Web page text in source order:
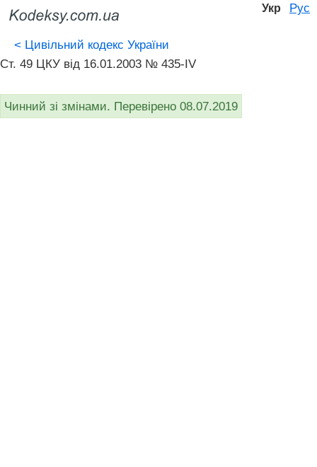
Укр Рус
< Цивільний кодекс України
Ст. 49 ЦКУ від 16.01.2003 № 435-IV
Чинний зі змінами. Перевірено 08.07.2019